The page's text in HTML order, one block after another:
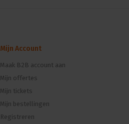
Mijn Account
Maak B2B account aan
Mijn offertes
Mijn tickets
Mijn bestellingen
Registreren